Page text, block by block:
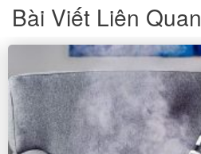
Bài Viết Liên Quan